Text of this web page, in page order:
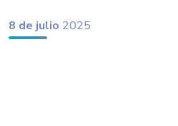
8 de julio 2025